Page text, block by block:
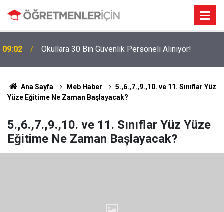
19:01
Öncelik Hangi Alanın Oldu?
Ana Sayfa Meb Haber
5.,6.,7.,9.,10. ve 11. Sınıflar Yüz
Yüze Eğitime Ne Zaman Başlayacak?
5.,6.,7.,9.,10. ve 11. Sınıflar Yüz Yüze
Eğitime Ne Zaman Başlayacak?